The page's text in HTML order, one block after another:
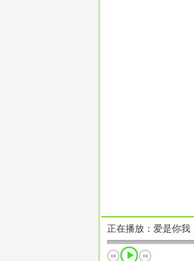
正在播放：爱是你我